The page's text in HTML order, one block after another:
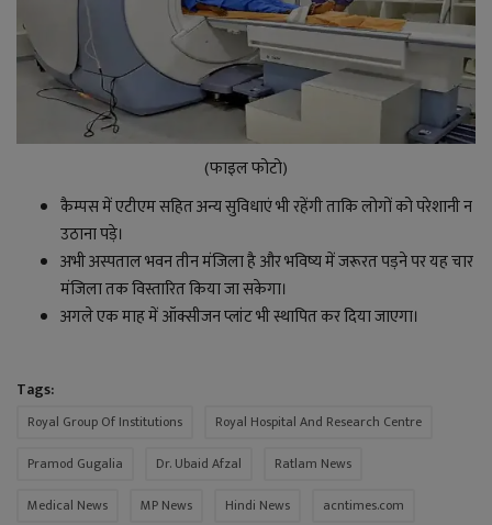
(फाइल फोटो)
कैम्पस में एटीएम सहित अन्य सुविधाएं भी रहेंगी ताकि लोगों को परेशानी न
उठाना पड़े।
अभी अस्पताल भवन तीन मंजिला है और भविष्य में जरूरत पड़ने पर यह चार
मंजिला तक विस्तारित किया जा सकेगा।
अगले एक माह में ऑक्सीजन प्लांट भी स्थापित कर दिया जाएगा।
Tags:
Royal Group Of Institutions
Royal Hospital And Research Centre
Pramod Gugalia
Dr. Ubaid Afzal
Ratlam News
Medical News
MP News Hindi News
acntimes.com